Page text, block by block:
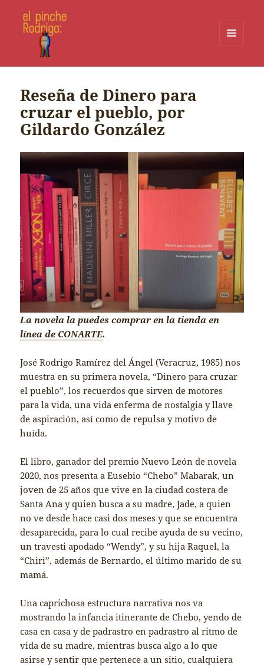
WIDGETS
Reseña de Dinero para
cruzar el pueblo, por
Gildardo González
La novela la puedes comprar en la tienda en
línea de CONARTE.
José Rodrigo Ramírez del Ángel (Veracruz, 1985) nos
muestra en su primera novela, “Dinero para cruzar
el pueblo”, los recuerdos que sirven de motores
para la vida, una vida enferma de nostalgia y llave
de aspiración, así como de repulsa y motivo de
huída.
El libro, ganador del premio Nuevo León de novela
2020, nos presenta a Eusebio “Chebo” Mabarak, un
joven de 25 años que vive en la ciudad costera de
Santa Ana y quien busca a su madre, Jade, a quien
no ve desde hace casi dos meses y que se encuentra
desaparecida, para lo cual recibe ayuda de su vecino,
un travesti apodado “Wendy”, y su hija Raquel, la
“Chiri”, además de Bernardo, el último marido de su
mamá.
Una caprichosa estructura narrativa nos va
mostrando la infancia itinerante de Chebo, yendo de
casa en casa y de padrastro en padrastro al ritmo de
vida de su madre, mientras busca algo a lo que
asirse y sentir que pertenece a un sitio, cualquiera